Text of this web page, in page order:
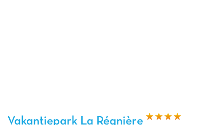
Vakantiepark La Régnière